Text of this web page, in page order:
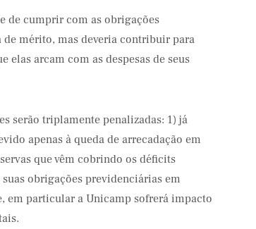
de cumprir com as obrigações
mérito, mas deveria contribuir para
elas arcam com as despesas de seus
serão triplamente penalizadas: 1) já
apenas à queda de arrecadação em
que vêm cobrindo os déficits
obrigações previdenciárias em
em particular a Unicamp sofrerá impacto